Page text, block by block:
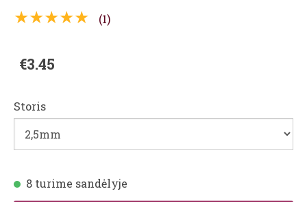
★★★★★ (1)
€3.45
Storis
8 turime sandėlyje